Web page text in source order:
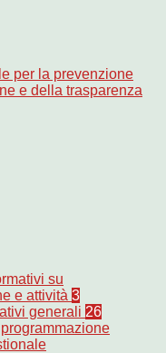
per la prevenzione
e della trasparenza
su
e attività 3
generali 26